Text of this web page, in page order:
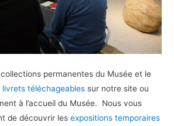
permanentes du Musée et le
livrets téléchageables sur notre site ou
à l’accueil du Musée. Nous vous
de découvrir lesexpositions temporaires